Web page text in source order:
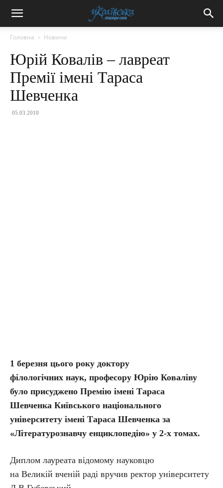
Головна Новини
Юрій Ковалів – лавреат
Премії імені Тараса
Шевченка
05.03.2010
1 березня цього року доктору
філологічних наук, професору Юрію Коваліву
було присуджено Премію імені Тараса
Шевченка Київського національного
університету імені Тараса Шевченка за
«Літературознавчу енциклопедію» у 2-х томах.
Диплом лауреата відомому науковцю
на Великій вченій раді вручив ректор університету